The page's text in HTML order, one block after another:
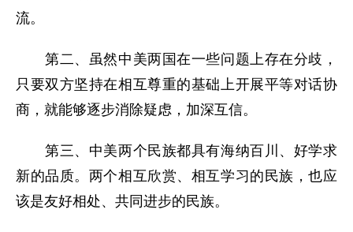
流。
第二、虽然中美两国在一些问题上存在分歧，
只要双方坚持在相互尊重的基础上开展平等对话协
商，就能够逐步消除疑虑，加深互信。
第三、中美两个民族都具有海纳百川、好学求
新的品质。两个相互欣赏、相互学习的民族，也应
该是友好相处、共同进步的民族。